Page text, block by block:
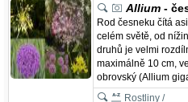
Allium -
Rod česneku čítá
celém světě, od
druhů je velmi
maximálně 10 cm,
obrovský (Allium
Rostliny /